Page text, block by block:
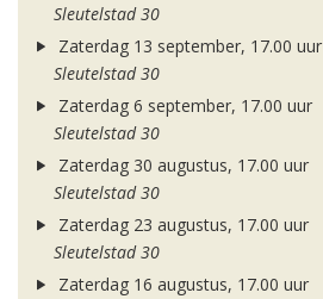
Sleutelstad 30
Zaterdag 13 september, 17.00 uur
Sleutelstad 30
Zaterdag 6 september, 17.00 uur
Sleutelstad 30
Zaterdag 30 augustus, 17.00 uur
Sleutelstad 30
Zaterdag 23 augustus, 17.00 uur
Sleutelstad 30
Zaterdag 16 augustus, 17.00 uur